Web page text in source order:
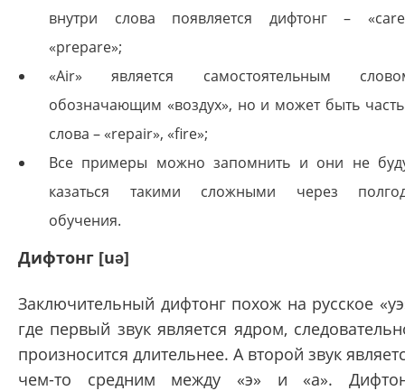
внутри слова появляется дифтонг –
«prepare»;
«Air» является самостоятельным
обозначающим «воздух», но и может быть
слова – «repair», «fire»;
Все примеры можно запомнить и они не
казаться такими сложными через
обучения.
Дифтонг [uə]
Заключительный дифтонг похож на русское
где первый звук является ядром,
произносится длительнее. А второй звук
чем-то средним между «э» и «а».